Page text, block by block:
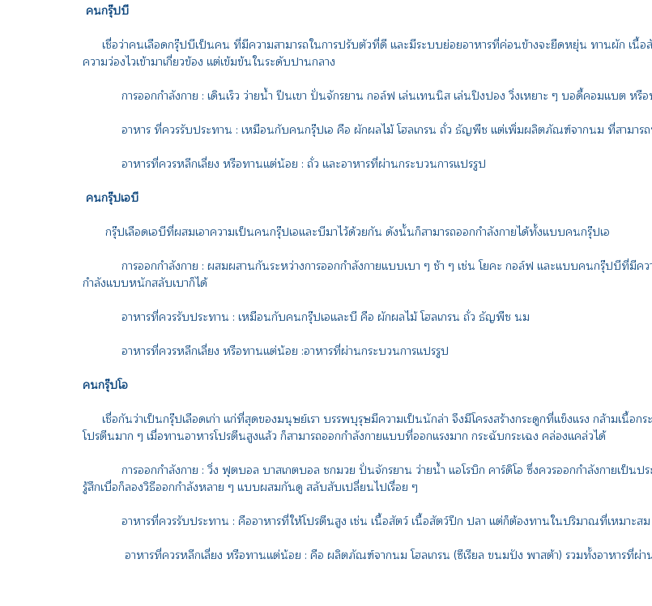
คนกรุ๊ปบี
เชื่อว่าคนเลือดกรุ๊ปบีเป็นคน ที่มีความสามารถในการปรับตัวที่ดี และมีระบบย่อยอาหารที่ค่อนข้างจะยืดหยุ่น ทานผัก เนื้
ความว่องไวเข้ามาเกี่ยวข้อง แต่เข้มข้นในระดับปานกลาง
การออกกำลังกาย : เดินเร็ว ว่ายน้ำ ปีนเขา ปั่นจักรยาน กอล์ฟ เล่นเทนนิส เล่นปิงปอง วิ่งเหยาะ ๆ บอดี้คอมแบต หรื
อาหาร ที่ควรรับประทาน : เหมือนกับคนกรุ๊ปเอ คือ ผักผลไม้ โฮลเกรน ถั่ว ธัญพืช แต่เพิ่มผลิตภัณฑ์จากนม ที่สามารถ
อาหารที่ควรหลีกเลี่ยง หรือทานแต่น้อย : ถั่ว และอาหารที่ผ่านกระบวนการแปรรูป
คนกรุ๊ปเอบี
กรุ๊ปเลือดเอบีที่ผสมเอาความเป็นคนกรุ๊ปเอและบีมาไว้ด้วยกัน ดังนั้นก็สามารถออกกำลังกายได้ทั้งแบบคนกรุ๊ปเอ
การออกกำลังกาย : ผสมผสานกันระหว่างการออกกำลังกายแบบเบา ๆ ช้า ๆ เช่น โยคะ กอล์ฟ และแบบคนกรุ๊ปบีที่มีคว
กำลังแบบหนักสลับเบาก็ได้
อาหารที่ควรรับประทาน : เหมือนกับคนกรุ๊ปเอและบี คือ ผักผลไม้ โฮลเกรน ถั่ว ธัญพืช นม
อาหารที่ควรหลีกเลี่ยง หรือทานแต่น้อย :อาหารที่ผ่านกระบวนการแปรรูป
คนกรุ๊ปโอ
เชื่อกันว่าเป็นกรุ๊ปเลือดเก่า แก่ที่สุดของมนุษย์เรา บรรพบุรุษมีความเป็นนักล่า จึงมีโครงสร้างกระดูกที่แข็งแรง กล้ามเนื้อ
โปรตีนมาก ๆ เมื่อทานอาหารโปรตีนสูงแล้ว ก็สามารถออกกำลังกายแบบที่ออกแรงมาก กระฉับกระเฉง คล่องแคล่วได้
การออกกำลังกาย : วิ่ง ฟุตบอล บาสเกตบอล ชกมวย ปั่นจักรยาน ว่ายน้ำ แอโรบิก คาร์ดิโอ ซึ่งควรออกกำลังกายเป็น
รู้สึกเบื่อก็ลองวิธีออกกำลังหลาย ๆ แบบผสมกันดู สลับสับเปลี่ยนไปเรื่อย ๆ
อาหารที่ควรรับประทาน : คืออาหารที่ให้โปรตีนสูง เช่น เนื้อสัตว์ เนื้อสัตว์ปีก ปลา แต่ก็ต้องทานในปริมาณที่เหมาะส
อาหารที่ควรหลีกเลี่ยง หรือทานแต่น้อย : คือ ผลิตภัณฑ์จากนม โฮลเกรน (ซีเรียล ขนมปัง พาสต้า) รวมทั้งอาหารที่ผ่าน